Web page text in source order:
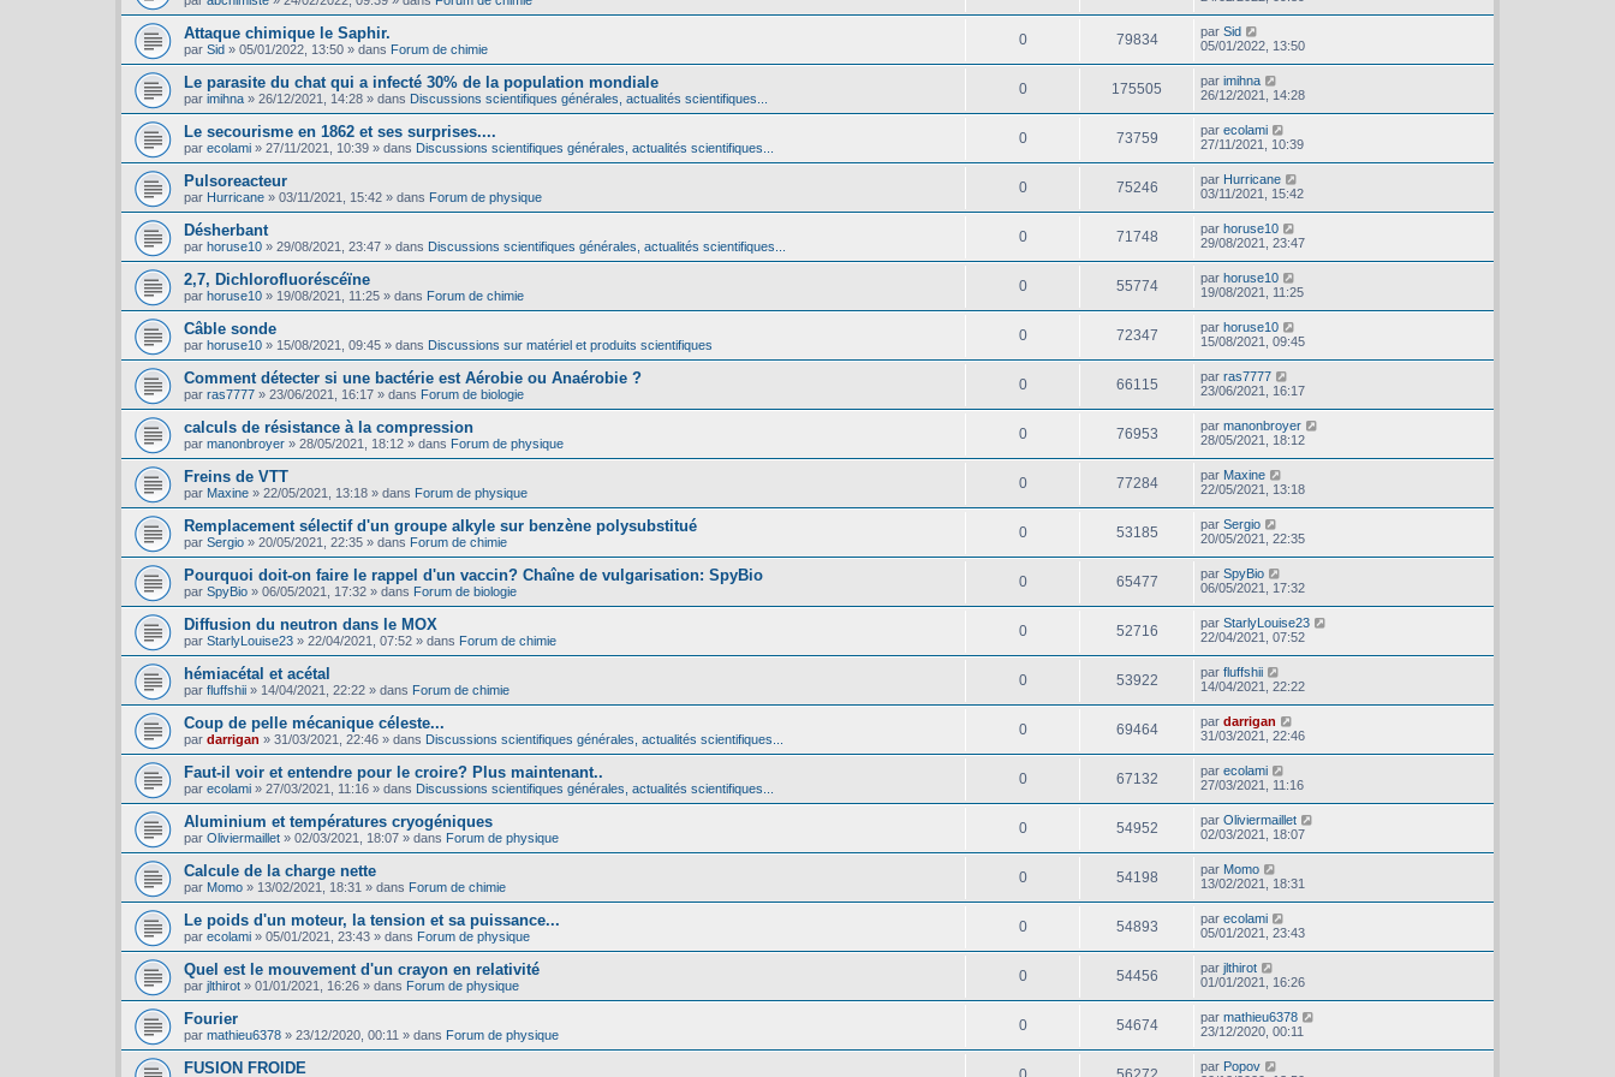
Attaque chimique le Saphir.
par Sid » 05/01/2022, 13:50 » dans Forum de chimie
0 79834 par Sid
05/01/2022, 13:50
Le parasite du chat qui a infecté 30% de la population mondiale
par imihna » 26/12/2021, 14:28 » dans Discussions scientifiques générales, actualités scientifiques...
0 175505 par imihna
26/12/2021, 14:28
Le secourisme en 1862 et ses surprises....
par ecolami » 27/11/2021, 10:39 » dans Discussions scientifiques générales, actualités scientifiques...
0 73759 par ecolami
27/11/2021, 10:39
Pulsoreacteur
par Hurricane » 03/11/2021, 15:42 » dans Forum de physique
0 75246 par Hurricane
03/11/2021, 15:42
Désherbant
par horuse10 » 29/08/2021, 23:47 » dans Discussions scientifiques générales, actualités scientifiques...
0 71748 par horuse10
29/08/2021, 23:47
2,7, Dichlorofluoréscéïne
par horuse10 » 19/08/2021, 11:25 » dans Forum de chimie
0 55774 par horuse10
19/08/2021, 11:25
Câble sonde
par horuse10 » 15/08/2021, 09:45 » dans Discussions sur matériel et produits scientifiques
0 72347 par horuse10
15/08/2021, 09:45
Comment détecter si une bactérie est Aérobie ou Anaérobie ?
par ras7777 » 23/06/2021, 16:17 » dans Forum de biologie
0 66115 par ras7777
23/06/2021, 16:17
calculs de résistance à la compression
par manonbroyer » 28/05/2021, 18:12 » dans Forum de physique
0 76953 par manonbroyer
28/05/2021, 18:12
Freins de VTT
par Maxine » 22/05/2021, 13:18 » dans Forum de physique
0 77284 par Maxine
22/05/2021, 13:18
Remplacement sélectif d'un groupe alkyle sur benzène polysubstitué
par Sergio » 20/05/2021, 22:35 » dans Forum de chimie
0 53185 par Sergio
20/05/2021, 22:35
Pourquoi doit-on faire le rappel d'un vaccin? Chaîne de vulgarisation: SpyBio
par SpyBio » 06/05/2021, 17:32 » dans Forum de biologie
0 65477 par SpyBio
06/05/2021, 17:32
Diffusion du neutron dans le MOX
par StarlyLouise23 » 22/04/2021, 07:52 » dans Forum de chimie
0 52716 par StarlyLouise23
22/04/2021, 07:52
hémiacétal et acétal
par fluffshii » 14/04/2021, 22:22 » dans Forum de chimie
0 53922 par fluffshii
14/04/2021, 22:22
Coup de pelle mécanique céleste...
par darrigan » 31/03/2021, 22:46 » dans Discussions scientifiques générales, actualités scientifiques...
0 69464 par darrigan
31/03/2021, 22:46
Faut-il voir et entendre pour le croire? Plus maintenant..
par ecolami » 27/03/2021, 11:16 » dans Discussions scientifiques générales, actualités scientifiques...
0 67132 par ecolami
27/03/2021, 11:16
Aluminium et températures cryogéniques
par Oliviermaillet » 02/03/2021, 18:07 » dans Forum de physique
0 54952 par Oliviermaillet
02/03/2021, 18:07
Calcule de la charge nette
par Momo » 13/02/2021, 18:31 » dans Forum de chimie
0 54198 par Momo
13/02/2021, 18:31
Le poids d'un moteur, la tension et sa puissance...
par ecolami » 05/01/2021, 23:43 » dans Forum de physique
0 54893 par ecolami
05/01/2021, 23:43
Quel est le mouvement d'un crayon en relativité
par jlthirot » 01/01/2021, 16:26 » dans Forum de physique
0 54456 par jlthirot
01/01/2021, 16:26
Fourier
par mathieu6378 » 23/12/2020, 00:11 » dans Forum de physique
0 54674 par mathieu6378
23/12/2020, 00:11
FUSION FROIDE par Popov